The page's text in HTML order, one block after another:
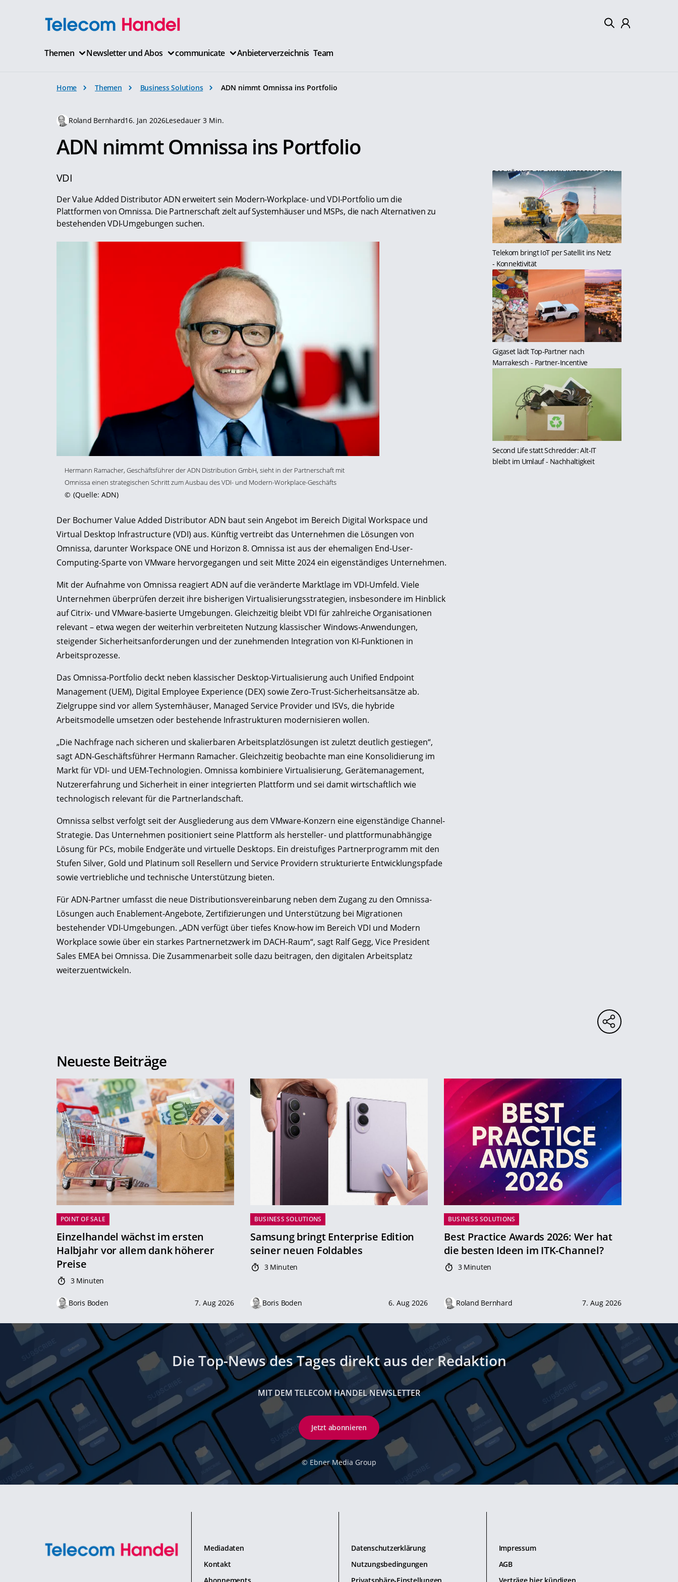
Themen Newsletter und Abos communicate Anbieterverzeichnis Team
Home Themen Business Solutions ADN nimmt Omnissa ins Portfolio
Roland Bernhard16. Jan 2026Lesedauer 3 Min.
ADN nimmt Omnissa ins Portfolio
VDI
Der Value Added Distributor ADN erweitert sein Modern-Workplace- und VDI-Portfolio um die
Plattformen von Omnissa. Die Partnerschaft zielt auf Systemhäuser und MSPs, die nach Alternativen zu
bestehenden VDI-Umgebungen suchen.
Hermann Ramacher, Geschäftsführer der ADN Distribution GmbH, sieht in der Partnerschaft mit
Omnissa einen strategischen Schritt zum Ausbau des VDI- und Modern-Workplace-Geschäfts
© (Quelle: ADN)
Der Bochumer Value Added Distributor ADN baut sein Angebot im Bereich Digital Workspace und
Virtual Desktop Infrastructure (VDI) aus. Künftig vertreibt das Unternehmen die Lösungen von
Omnissa, darunter Workspace ONE und Horizon 8. Omnissa ist aus der ehemaligen End-User-
Computing-Sparte von VMware hervorgegangen und seit Mitte 2024 ein eigenständiges Unternehmen.
Mit der Aufnahme von Omnissa reagiert ADN auf die veränderte Marktlage im VDI-Umfeld. Viele
Unternehmen überprüfen derzeit ihre bisherigen Virtualisierungsstrategien, insbesondere im Hinblick
auf Citrix- und VMware-basierte Umgebungen. Gleichzeitig bleibt VDI für zahlreiche Organisationen
relevant – etwa wegen der weiterhin verbreiteten Nutzung klassischer Windows-Anwendungen,
steigender Sicherheitsanforderungen und der zunehmenden Integration von KI-Funktionen in
Arbeitsprozesse.
Das Omnissa-Portfolio deckt neben klassischer Desktop-Virtualisierung auch Unified Endpoint
Management (UEM), Digital Employee Experience (DEX) sowie Zero-Trust-Sicherheitsansätze ab.
Zielgruppe sind vor allem Systemhäuser, Managed Service Provider und ISVs, die hybride
Arbeitsmodelle umsetzen oder bestehende Infrastrukturen modernisieren wollen.
„Die Nachfrage nach sicheren und skalierbaren Arbeitsplatzlösungen ist zuletzt deutlich gestiegen“,
sagt ADN-Geschäftsführer Hermann Ramacher. Gleichzeitig beobachte man eine Konsolidierung im
Markt für VDI- und UEM-Technologien. Omnissa kombiniere Virtualisierung, Gerätemanagement,
Nutzererfahrung und Sicherheit in einer integrierten Plattform und sei damit wirtschaftlich wie
technologisch relevant für die Partnerlandschaft.
Omnissa selbst verfolgt seit der Ausgliederung aus dem VMware-Konzern eine eigenständige Channel-
Strategie. Das Unternehmen positioniert seine Plattform als hersteller- und plattformunabhängige
Lösung für PCs, mobile Endgeräte und virtuelle Desktops. Ein dreistufiges Partnerprogramm mit den
Stufen Silver, Gold und Platinum soll Resellern und Service Providern strukturierte Entwicklungspfade
sowie vertriebliche und technische Unterstützung bieten.
Für ADN-Partner umfasst die neue Distributionsvereinbarung neben dem Zugang zu den Omnissa-
Lösungen auch Enablement-Angebote, Zertifizierungen und Unterstützung bei Migrationen
bestehender VDI-Umgebungen. „ADN verfügt über tiefes Know-how im Bereich VDI und Modern
Workplace sowie über ein starkes Partnernetzwerk im DACH-Raum“, sagt Ralf Gegg, Vice President
Sales EMEA bei Omnissa. Die Zusammenarbeit solle dazu beitragen, den digitalen Arbeitsplatz
weiterzuentwickeln.
DAS KÖNNTE SIE AUCH INTERESSIEREN:
Telekom bringt IoT per Satellit ins Netz
- Konnektivität
Gigaset lädt Top-Partner nach
Marrakesch - Partner-Incentive
Second Life statt Schredder: Alt-IT
bleibt im Umlauf- Nachhaltigkeit
Neueste Beiträge
POINT OF SALE
Einzelhandel wächst im ersten
Halbjahr vor allem dank höherer
Preise
3 Minuten
Boris Boden 7. Aug 2026
BUSINESS SOLUTIONS
Samsung bringt Enterprise Edition
seiner neuen Foldables
3 Minuten
Boris Boden 6. Aug 2026
BUSINESS SOLUTIONS
Best Practice Awards 2026: Wer hat
die besten Ideen im ITK-Channel?
3 Minuten
Roland Bernhard 7. Aug 2026
Die Top-News des Tages direkt aus der Redaktion
MIT DEM TELECOM HANDEL NEWSLETTER
Jetzt abonnieren
© Ebner Media Group
Mediadaten
Kontakt
Datenschutzerklärung
Nutzungsbedingungen
Impressum
AGB